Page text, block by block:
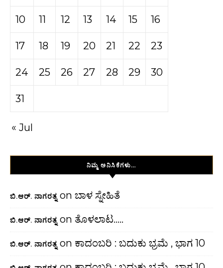
10 11 12 13 14 15 16
17 18 19 20 21 22 23
24 25 26 27 28 29 30
31
« Jul
ನಿಮ್ಮ ಅನಿಸಿಕೆಗಳು…
ಬಿ.ಆರ್. ನಾಗರತ್ನ on ಬಾಳ ಸ್ನೇಹಿತೆ
ಬಿ.ಆರ್. ನಾಗರತ್ನ on ತೊಳಲಾಟ…..
ಬಿ.ಆರ್. ನಾಗರತ್ನ on ಕಾದಂಬರಿ : ಬದುಕು ಭ್ರಮೆ , ಭಾಗ 10